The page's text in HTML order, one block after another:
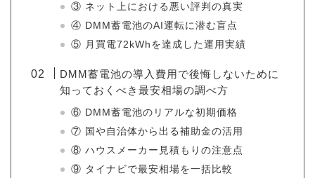
③ ネット上における悪い評判の真実
④ DMM蓄電池のAI運転に潜む盲点
⑤ 月買電72kWhを達成した運用実績
DMM蓄電池の導入費用で後悔しないために
知っておくべき最安相場の調べ方
⑥ DMM蓄電池のリアルな初期価格
⑦ 国や自治体から出る補助金の活用
⑧ ハウスメーカー見積もりの注意点
⑨ タイナビで最安相場を一括比較